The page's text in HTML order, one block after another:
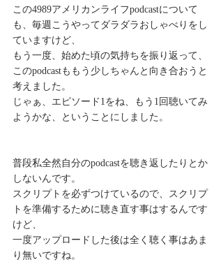
この4989アメリカンライフpodcastについて
も、毎週こうやってダラダラおしゃべりをし
ていますけど、
もう一度、始めた頃の気持ちを振り返って、
このpodcastももう少しちゃんと向き合おうと
考えました。
じゃぁ、エピソード1をね、もう1回聴いてみ
ようかな、ということにしました。
普段私全然自分のpodcastを聴き返したりとか
しないんです。
スクリプトを必ずつけているので、スクリプ
トを準備するために聴き直す事はするんです
けど、
一度アップロードした後は全く聴く事はあま
り無いですね。